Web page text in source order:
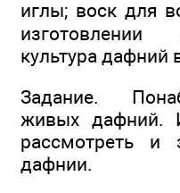
иглы; воск для
культура дафний
Задание.
живых дафний.
рассмотреть и
дафнии.